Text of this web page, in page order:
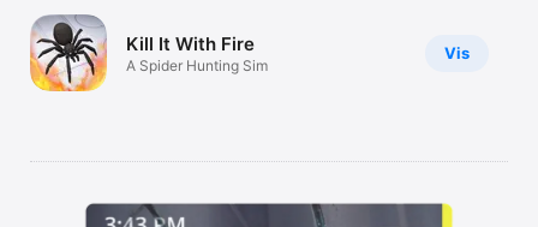
Vis
Kill It With Fire
A Spider Hunting Sim